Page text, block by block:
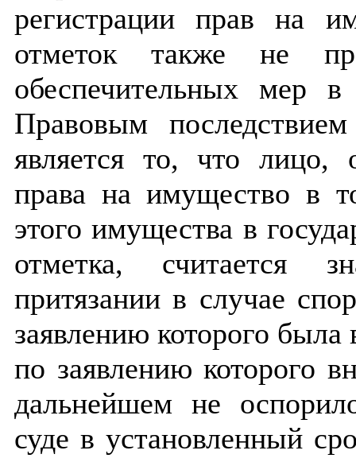
регистрации прав на
отметок также не
обеспечительных мер
Правовым
является то, что лицо,
права на имущество в
этого имущества в
отметка, считается
притязании в случае
заявлению которого была
по заявлению которого
дальнейшем не
суде в установленный